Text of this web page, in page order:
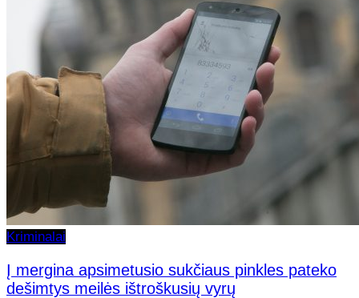
Kriminalai
Į mergina apsimetusio sukčiaus pinkles pateko
dešimtys meilės ištroškusių vyrų